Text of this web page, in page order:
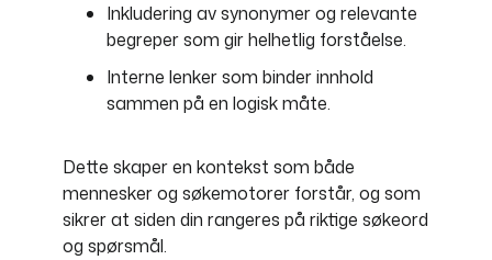
Inkludering av synonymer og relevante
begreper som gir helhetlig forståelse.
Interne lenker som binder innhold
sammen på en logisk måte.
Dette skaper en kontekst som både
mennesker og søkemotorer forstår, og som
sikrer at siden din rangeres på riktige søkeord
og spørsmål.